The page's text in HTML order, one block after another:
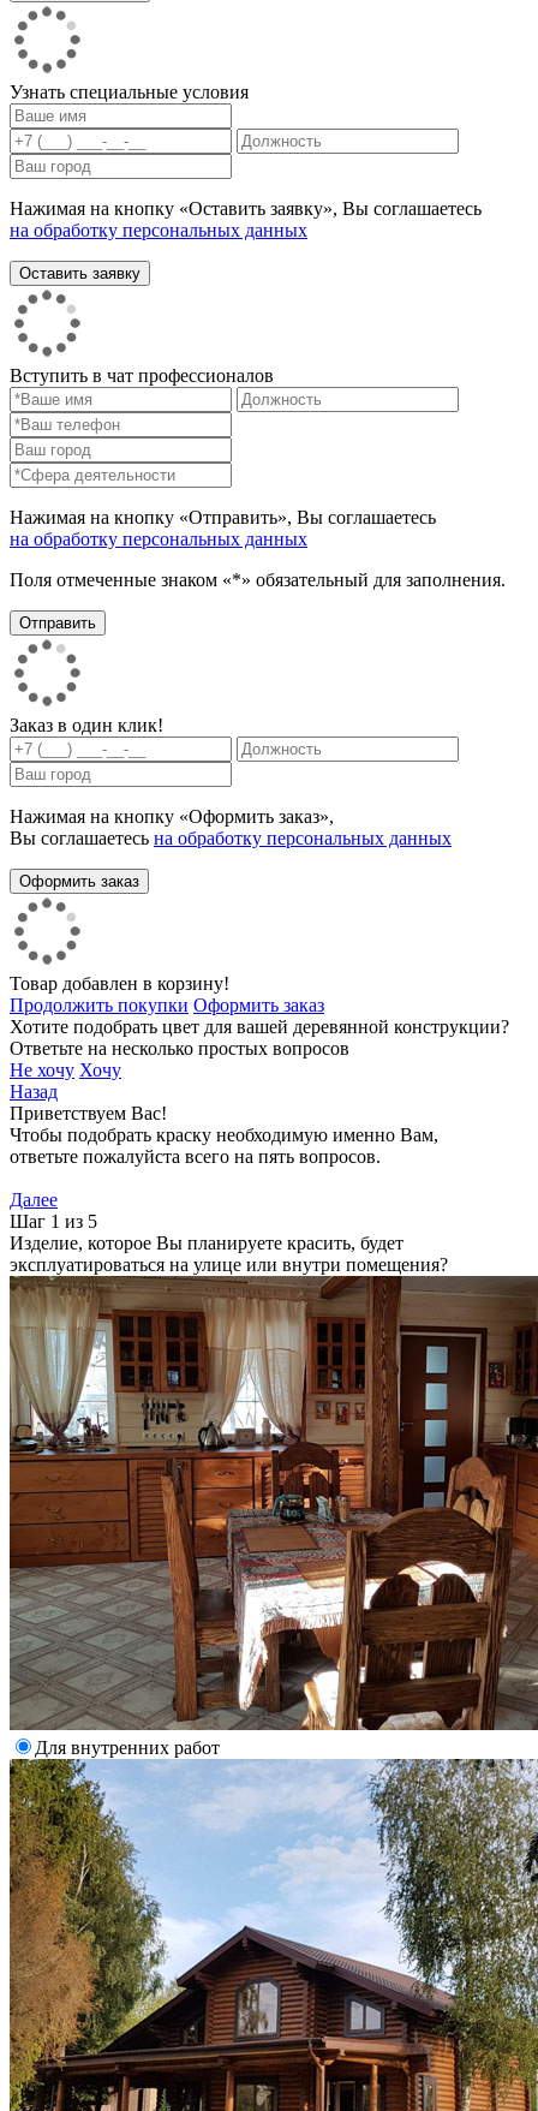
Узнать специальные условия
Нажимая на кнопку «Оставить заявку», Вы соглашаетесь
на обработку персональных данных
Вступить в чат профессионалов
Нажимая на кнопку «Отправить», Вы соглашаетесь
на обработку персональных данных
Поля отмеченные знаком «*» обязательный для заполнения.
Заказ в один клик!
Нажимая на кнопку «Оформить заказ»,
Вы соглашаетесь на обработку персональных данных
Товар добавлен в корзину!
Продолжить покупки Оформить заказ
Хотите подобрать цвет для вашей деревянной конструкции?
Ответьте на несколько простых вопросов
Не хочу Хочу
Назад
Приветствуем Вас!
Чтобы подобрать краску необходимую именно Вам,
ответьте пожалуйста всего на пять вопросов.
Далее
Шаг 1 из 5
Изделие, которое Вы планируете красить, будет
эксплуатироваться на улице или внутри помещения?
Для внутренних работ